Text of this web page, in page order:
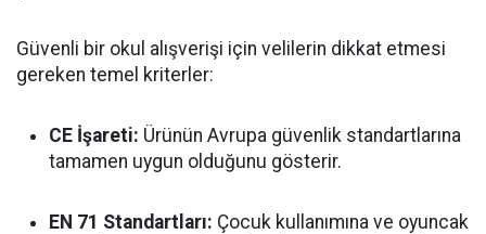
Güvenli bir okul alışverişi için velilerin dikkat etmesi
gereken temel kriterler:
CE İşareti: Ürünün Avrupa güvenlik standartlarına
tamamen uygun olduğunu gösterir.
EN 71 Standartları: Çocuk kullanımına ve oyuncak